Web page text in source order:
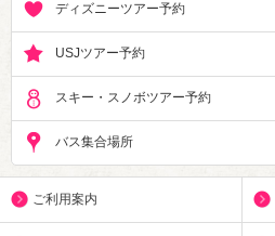
ディズニーツアー予約
USJツアー予約
スキー・スノボツアー予約
バス集合場所
ご利用案内